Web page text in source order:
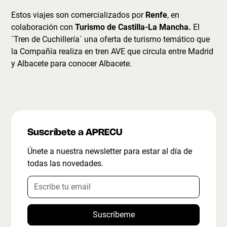
Estos viajes son comercializados por Renfe, en
colaboración conTurismo de Castilla-La Mancha. El
`Tren de Cuchillería´ una oferta de turismo temático que
la Compañía realiza en tren AVE que circula entre Madrid
y Albacete para conocer Albacete.
Suscríbete a APRECU
Únete a nuestra newsletter para estar al día de
todas las novedades.